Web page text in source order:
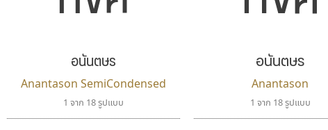
อนันตษร
Anantason SemiCondensed
1 จาก 18 รูปแบบ
อนันตษร
Anantason
1 จาก 18 รูปแบบ